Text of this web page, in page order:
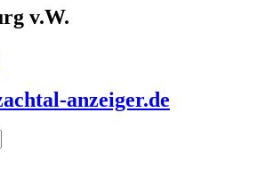
v.W.
anzeiger.de